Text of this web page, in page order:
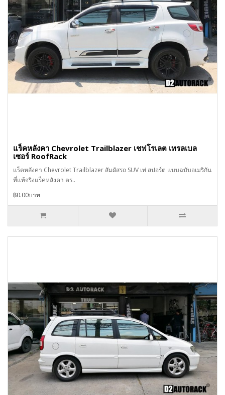
แร็คหลังคา Chevrolet Trailblazer เชฟโรเลต เทรลเบล
เซอร์ RoofRack
แร็คหลังคา Chevrolet Trailblazer สัมผัสรถ SUV เท่ สปอร์ต แบบฉบับอเมริกัน
ที่แท้จริงแร็คหลังคา ตร..
฿0.00บาท